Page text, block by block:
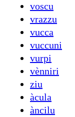
voscu
vrazzu
vucca
vuccuni
vurpi
vènniri
ziu
àcula
àncilu